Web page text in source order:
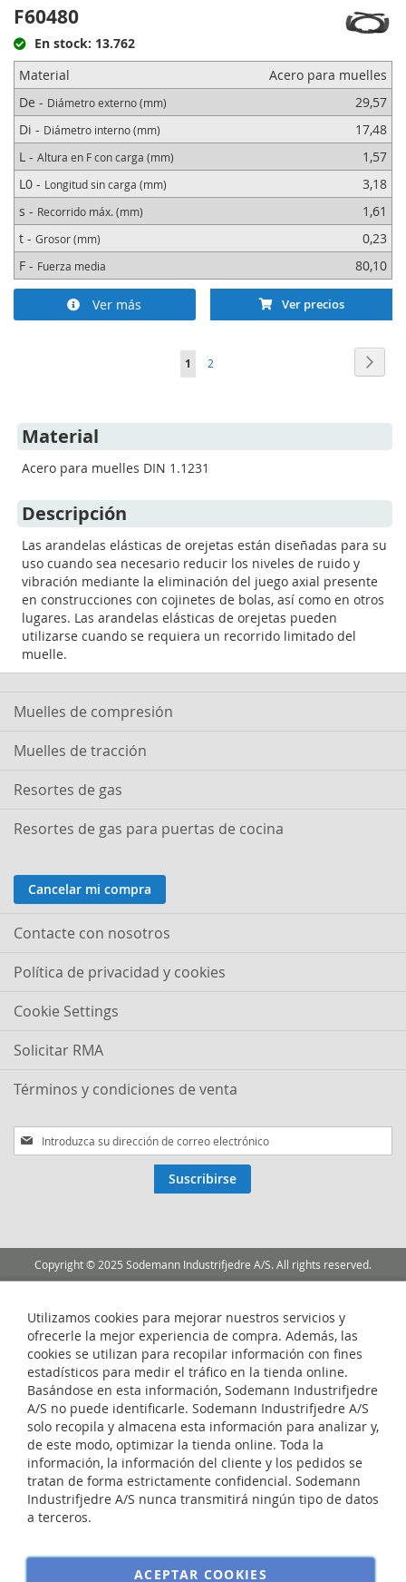
F60480
En stock: 13.762
Material
Acero para muelles
De - Diámetro externo (mm)
29,57
Di - Diámetro interno (mm)
17,48
L - Altura en F con carga (mm)
1,57
L0 - Longitud sin carga (mm)
3,18
s - Recorrido máx. (mm)
1,61
t - Grosor (mm)
0,23
F - Fuerza media 80,10
Ver más Ver precios
Página
Actualmente
1 Página
2
Material
Acero para muelles DIN 1.1231
Descripción
Las arandelas elásticas de orejetas están diseñadas para su
uso cuando sea necesario reducir los niveles de ruido y
vibración mediante la eliminación del juego axial presente
en construcciones con cojinetes de bolas, así como en otros
lugares. Las arandelas elásticas de orejetas pueden
utilizarse cuando se requiera un recorrido limitado del
muelle.
Muelles de compresión
Muelles de tracción
Resortes de gas
Resortes de gas para puertas de cocina
Cancelar mi compra
Contacte con nosotros
Política de privacidad y cookies
Cookie Settings
Solicitar RMA
Términos y condiciones de venta
Inscríbase
a
Suscribirse
Copyright © 2025 Sodemann Industrifjedre A/S. All rights reserved.
Utilizamos cookies para mejorar nuestros servicios y
ofrecerle la mejor experiencia de compra. Además, las
cookies se utilizan para recopilar información con fines
estadísticos para medir el tráfico en la tienda online.
Basándose en esta información, Sodemann Industrifjedre
A/S no puede identificarle. Sodemann Industrifjedre A/S
solo recopila y almacena esta información para analizar y,
de este modo, optimizar la tienda online. Toda la
información, la información del cliente y los pedidos se
tratan de forma estrictamente confidencial. Sodemann
Industrifjedre A/S nunca transmitirá ningún tipo de datos
a terceros.
ACEPTAR COOKIES